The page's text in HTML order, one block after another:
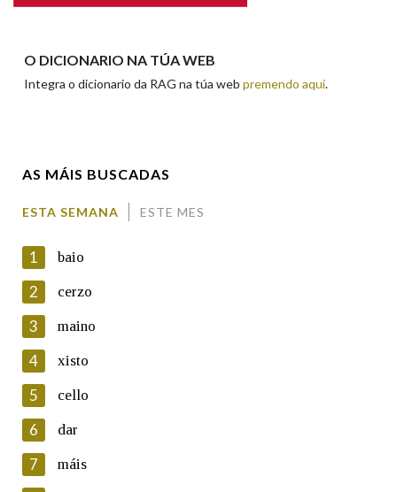
Comentario
En cumprimento da normativa vixente en materia de
Protección de Datos de Carácter Persoal, a Real Academia
Galega informa a aqueles usuarios que faciliten o seu correo
electrónico, así como calquera outra información de carácter
persoal, que estes datos serán obxecto de tratamento
O DICIONARIO NA TÚA WEB
Integra o dicionario da RAG na túa web premendo aquí.
AS MÁIS BUSCADAS
ESTA SEMANA ESTE MES
1 baio
2 cerzo
3 maino
4 xisto
5 cello
6 dar
7 máis